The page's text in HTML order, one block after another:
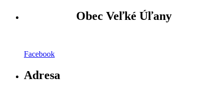
Obec Veľké Úľany
Facebook
Adresa